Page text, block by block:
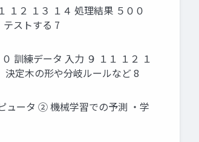
１２ １３ １４ 処理結果 ５００
ストする 7
訓練データ 入力 ９ １１ １２ １
決定木の形や分岐ルールなど 8
ュータ ② 機械学習での予測 ・学